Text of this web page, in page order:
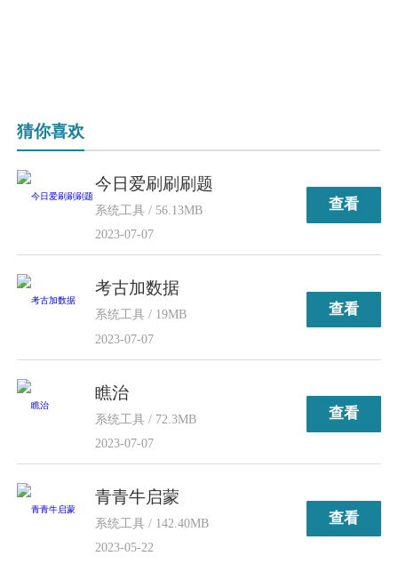
猜你喜欢
今日爱刷刷刷题
系统工具 / 56.13MB
2023-07-07
查看
考古加数据
系统工具 / 19MB
2023-07-07
查看
瞧治
系统工具 / 72.3MB
2023-07-07
查看
青青牛启蒙
系统工具 / 142.40MB
2023-05-22
查看